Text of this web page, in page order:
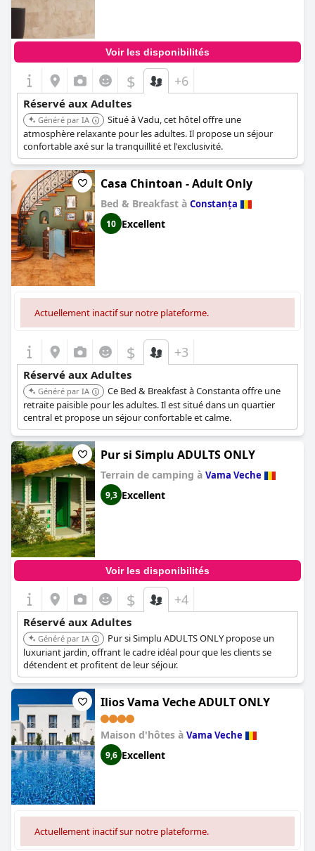
Voir les disponibilités
$ +6
Réservé aux Adultes
Généré par IA
Situé à Vadu, cet hôtel offre une
atmosphère relaxante pour les adultes. Il propose un séjour
confortable axé sur la tranquillité et l'exclusivité.
Casa Chintoan - Adult Only
Bed & Breakfast à Constanța
10 Excellent
Actuellement inactif sur notre plateforme.
$ +3
Réservé aux Adultes
Généré par IA
Ce Bed & Breakfast à Constanta offre une
retraite paisible pour les adultes. Il est situé dans un quartier
central et propose un séjour confortable et calme.
Pur si Simplu ADULTS ONLY
Terrain de camping à Vama Veche
9,3 Excellent
Voir les disponibilités
$ +4
Réservé aux Adultes
Généré par IA
Pur si Simplu ADULTS ONLY propose un
luxuriant jardin, offrant le cadre idéal pour que les clients se
détendent et profitent de leur séjour.
Ilios Vama Veche ADULT ONLY
Maison d'hôtes à Vama Veche
9,6 Excellent
Actuellement inactif sur notre plateforme.